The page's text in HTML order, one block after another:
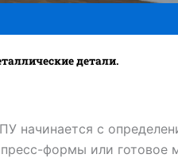
детали.
начинается с
формы или готовое